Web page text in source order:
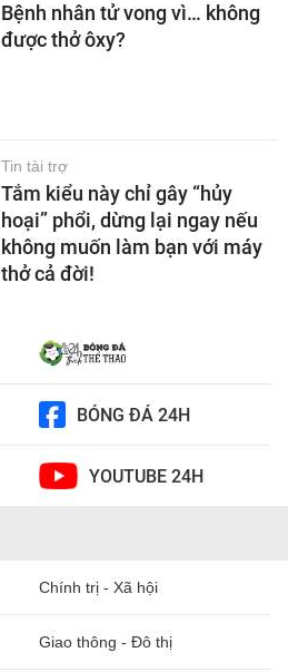
Bệnh nhân tử vong vì… không
được thở ôxy?
Tin tài trợ
Tắm kiểu này chỉ gây “hủy
hoại” phổi, dừng lại ngay nếu
không muốn làm bạn với máy
thở cả đời!
BÓNG ĐÁ 24H
YOUTUBE 24H
Chính trị - Xã hội
Giao thông - Đô thị